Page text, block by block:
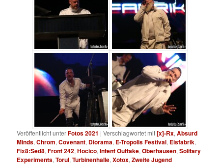
Veröffentlicht unterFotos 2021 |Verschlagwortet mit[x]-Rx,Absurd
Minds,Chrom,Covenant, Diorama, E-Tropolis Festival, Eisfabrik,
Fix8:Sed8,Front 242,Hocico,Intent Outtake,Oberhausen,Solitary
Experiments,Torul,Turbinenhalle,Xotox,Zweite Jugend